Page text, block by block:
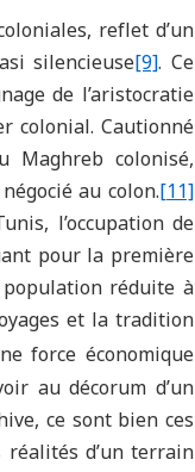
reflet d’un
silencieuse[9]. Ce
de l’aristocratie
colonial. Cautionné
Maghreb colonisé,
au colon.[11]
l’occupation de
pour la première
réduite à
et la tradition
force économique
au décorum d’un
ce sont bien ces
d’un terrain